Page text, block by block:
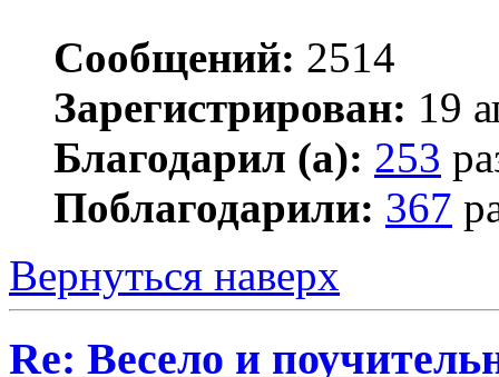
Сообщений: 2514
Зарегистрирован: 19
Благодарил (а): 253
Поблагодарили: 367
Вернуться наверх
Re: Весело и